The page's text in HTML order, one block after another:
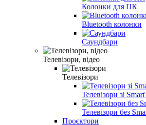
Колонки для ПК
Bluetooth колонки
Саундбари
Телевізори, відео
Телевізори
Телевізори зі
Телевізори без
Проєктори